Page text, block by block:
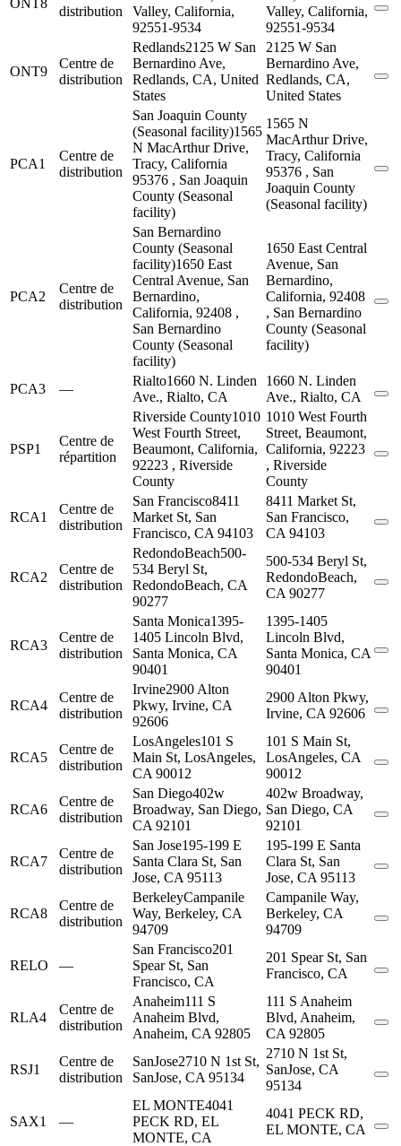
distribution
Valley, California,
92551-9534
Valley, California,
92551-9534
ONT9
Centre de
distribution
Redlands2125 W San
Bernardino Ave,
Redlands, CA, United
States
2125 W San
Bernardino Ave,
Redlands, CA,
United States
PCA1
Centre de
distribution
San Joaquin County
(Seasonal facility)1565
N MacArthur Drive,
Tracy, California
95376 , San Joaquin
County (Seasonal
facility)
1565 N
MacArthur Drive,
Tracy, California
95376 , San
Joaquin County
(Seasonal facility)
PCA2
Centre de
distribution
San Bernardino
County (Seasonal
facility)1650 East
Central Avenue, San
Bernardino,
California, 92408 ,
San Bernardino
County (Seasonal
facility)
1650 East Central
Avenue, San
Bernardino,
California, 92408
, San Bernardino
County (Seasonal
facility)
PCA3 —
Rialto1660 N. Linden
Ave., Rialto, CA
1660 N. Linden
Ave., Rialto, CA
PSP1
Centre de
répartition
Riverside County1010
West Fourth Street,
Beaumont, California,
92223 , Riverside
County
1010 West Fourth
Street, Beaumont,
California, 92223
, Riverside
County
RCA1
Centre de
distribution
San Francisco8411
Market St, San
Francisco, CA 94103
8411 Market St,
San Francisco,
CA 94103
RCA2
Centre de
distribution
RedondoBeach500-
534 Beryl St,
RedondoBeach, CA
90277
500-534 Beryl St,
RedondoBeach,
CA 90277
RCA3
Centre de
distribution
Santa Monica1395-
1405 Lincoln Blvd,
Santa Monica, CA
90401
1395-1405
Lincoln Blvd,
Santa Monica, CA
90401
RCA4
Centre de
distribution
Irvine2900 Alton
Pkwy, Irvine, CA
92606
2900 Alton Pkwy,
Irvine, CA 92606
RCA5
Centre de
distribution
LosAngeles101 S
Main St, LosAngeles,
CA 90012
101 S Main St,
LosAngeles, CA
90012
RCA6
Centre de
distribution
San Diego402w
Broadway, San Diego,
CA 92101
402w Broadway,
San Diego, CA
92101
RCA7
Centre de
distribution
San Jose195-199 E
Santa Clara St, San
Jose, CA 95113
195-199 E Santa
Clara St, San
Jose, CA 95113
RCA8
Centre de
distribution
BerkeleyCampanile
Way, Berkeley, CA
94709
Campanile Way,
Berkeley, CA
94709
RELO —
San Francisco201
Spear St, San
Francisco, CA
201 Spear St, San
Francisco, CA
RLA4
Centre de
distribution
Anaheim111 S
Anaheim Blvd,
Anaheim, CA 92805
111 S Anaheim
Blvd, Anaheim,
CA 92805
RSJ1
Centre de
distribution
SanJose2710 N 1st St,
SanJose, CA 95134
2710 N 1st St,
SanJose, CA
95134
SAX1 —
EL MONTE4041
PECK RD, EL
MONTE, CA
4041 PECK RD,
EL MONTE, CA